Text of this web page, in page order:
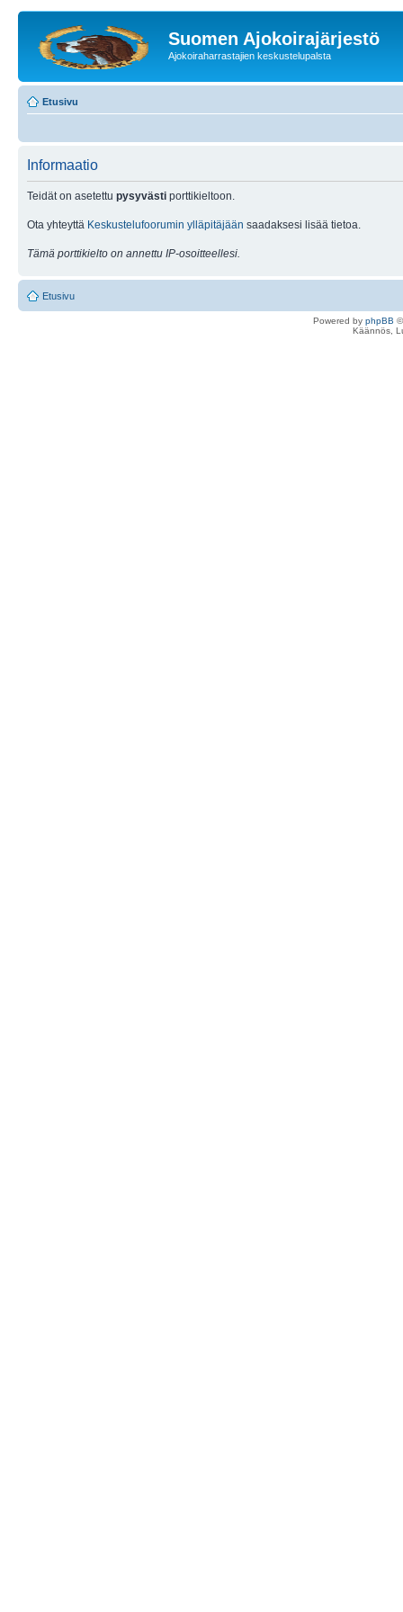
Suomen Ajokoirajärjestö
Ajokoiraharrastajien keskustelupalsta
Etusivu
Informaatio
Teidät on asetettu pysyvästi porttikieltoon.
Ota yhteyttä Keskustelufoorumin ylläpitäjään saadaksesi lisää tietoa.
Tämä porttikielto on annettu IP-osoitteellesi.
Etusivu
Powered by phpBB
Käännös,